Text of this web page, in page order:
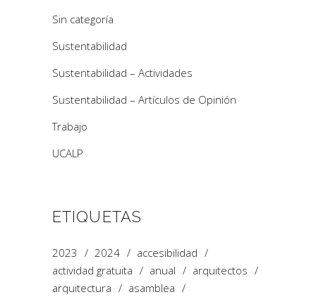
Sin categoría
Sustentabilidad
Sustentabilidad – Actividades
Sustentabilidad – Artículos de Opinión
Trabajo
UCALP
ETIQUETAS
2023 2024
accesibilidad
actividad gratuita
anual
arquitectos
arquitectura
asamblea